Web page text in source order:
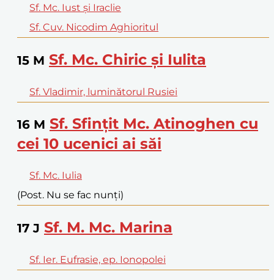
Sf. Mc. Iust și Iraclie
Sf. Cuv. Nicodim Aghioritul
15 M Sf. Mc. Chiric și Iulita
Sf. Vladimir, luminătorul Rusiei
16 M Sf. Sfințit Mc. Atinoghen cu
cei 10 ucenici ai săi
Sf. Mc. Iulia
(Post. Nu se fac nunți)
17 J Sf. M. Mc. Marina
Sf. Ier. Eufrasie, ep. Ionopolei